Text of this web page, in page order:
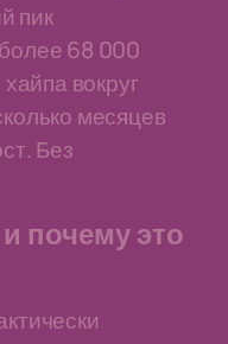
пик
68 000
вокруг
месяцев
Без
почему это